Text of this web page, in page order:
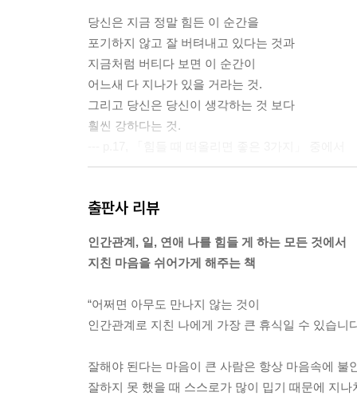
당신은 지금 정말 힘든 이 순간을
포기하지 않고 잘 버텨내고 있다는 것과
지금처럼 버티다 보면 이 순간이
어느새 다 지나가 있을 거라는 것.
그리고 당신은 당신이 생각하는 것 보다
훨씬 강하다는 것.
외롭고 두렵기도 할 테고
그 모든 것이 시간이 지나
기쁨의 눈물로 바뀔 수 있게
내일도 한 걸음 한 걸음 나아갈 수 있기를 응원한다.
당신과 나는 꽃을 피울 수 있다.
--- p.37
출판사 리뷰
인간관계, 일, 연애 나를 힘들 게 하는 모든 것에서
지친 마음을 쉬어가게 해주는 책
“어쩌면 아무도 만나지 않는 것이
인간관계로 지친 나에게 가장 큰 휴식일 수 있습니
잘해야 된다는 마음이 큰 사람은 항상 마음속에 불
잘하지 못 했을 때 스스로가 많이 밉기 때문에 지